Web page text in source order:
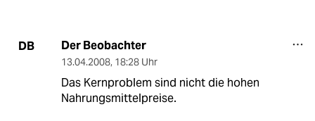
DB Der Beobachter
13.04.2008, 18:28 Uhr
Das Kernproblem sind nicht die hohen
Nahrungsmittelpreise.